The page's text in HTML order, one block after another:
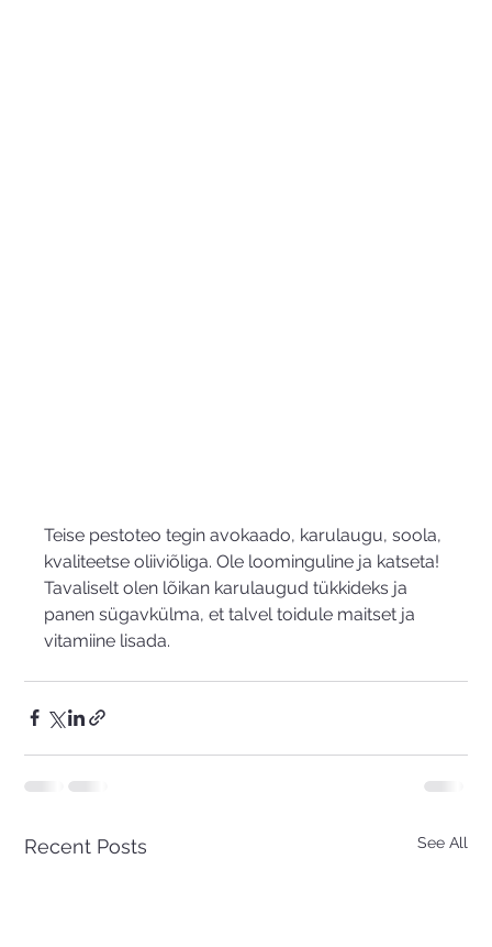
Teise pestoteo tegin avokaado, karulaugu, soola,
kvaliteetse oliiviõliga. Ole loominguline ja katseta!
Tavaliselt olen lõikan karulaugud tükkideks ja
panen sügavkülma, et talvel toidule maitset ja
vitamiine lisada.
Recent Posts See All